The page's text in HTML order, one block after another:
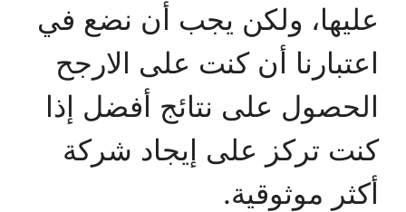
عليها، ولكن يجب أن نضع في
اعتبارنا أن كنت على الارجح
الحصول على نتائج أفضل إذا
كنت تركز على إيجاد شركة
أكثر موثوقية.